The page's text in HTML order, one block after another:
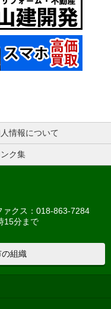
情報について
ンク集
クス：018-863-7284
15分まで
の組織